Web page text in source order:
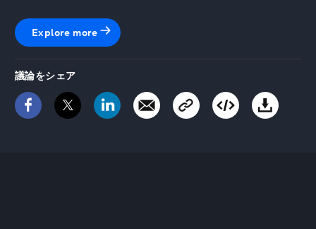
Explore more
議論をシェア